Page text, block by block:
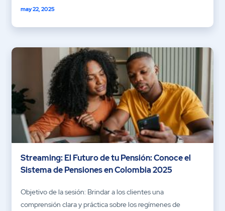
may 22, 2025
Streaming: El Futuro de tu Pensión: Conoce el
Sistema de Pensiones en Colombia 2025
Objetivo de la sesión: Brindar a los clientes una
comprensión clara y práctica sobre los regímenes de